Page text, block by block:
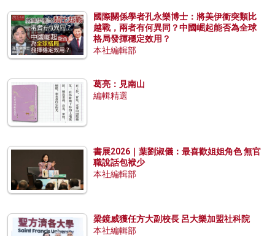
國際關係學者孔永樂博士：將美伊衝突類比
越戰，兩者有何異同？中國崛起能否為全球
格局發揮穩定效用？
本社編輯部
葛亮：見南山
編輯精選
書展2026｜葉劉淑儀：最喜歡姐姐角色 無官
職說話包袱少
本社編輯部
梁鏡威獲任方大副校長 呂大樂加盟社科院
本社編輯部